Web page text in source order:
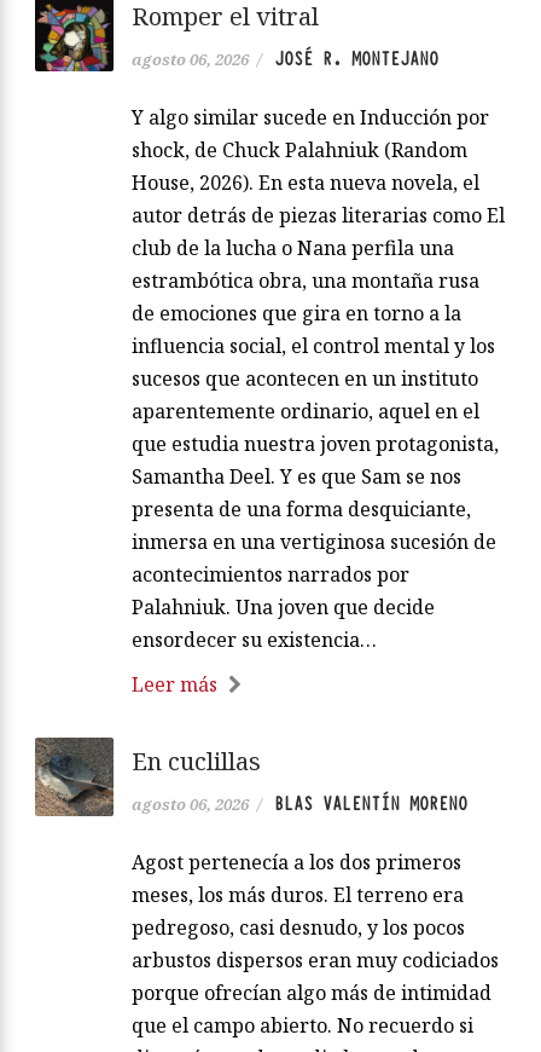
Romper el vitral
agosto 06, 2026 / JOSÉ R. MONTEJANO
Y algo similar sucede en Inducción por
shock, de Chuck Palahniuk (Random
House, 2026). En esta nueva novela, el
autor detrás de piezas literarias como El
club de la lucha o Nana perfila una
estrambótica obra, una montaña rusa
de emociones que gira en torno a la
influencia social, el control mental y los
sucesos que acontecen en un instituto
aparentemente ordinario, aquel en el
que estudia nuestra joven protagonista,
Samantha Deel. Y es que Sam se nos
presenta de una forma desquiciante,
inmersa en una vertiginosa sucesión de
acontecimientos narrados por
Palahniuk. Una joven que decide
ensordecer su existencia…
Leer más
En cuclillas
agosto 06, 2026 / BLAS VALENTÍN MORENO
Agost pertenecía a los dos primeros
meses, los más duros. El terreno era
pedregoso, casi desnudo, y los pocos
arbustos dispersos eran muy codiciados
porque ofrecían algo más de intimidad
que el campo abierto. No recuerdo si